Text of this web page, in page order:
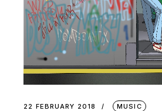
22 FEBRUARY 2018 MUSIC